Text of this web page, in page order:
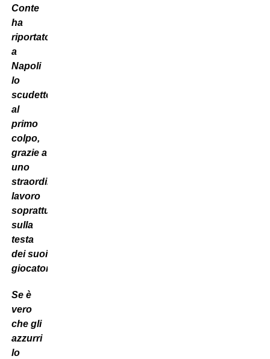
Conte
ha
riportato
a
Napoli
lo
scudetto
al
primo
colpo,
grazie a
uno
straordinario
lavoro
soprattutto
sulla
testa
dei suoi
giocatori.
Se è
vero
che gli
azzurri
lo